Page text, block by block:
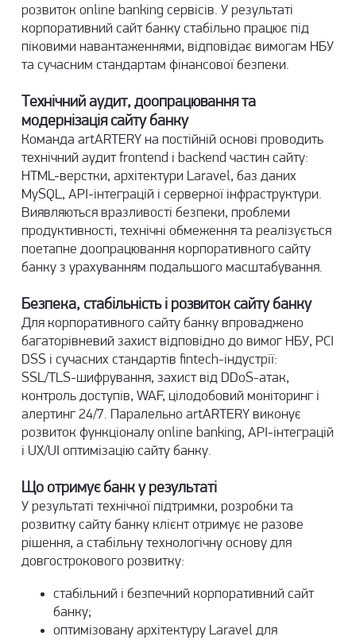
розвиток online banking сервісів. У результаті
корпоративний сайт банку стабільно працює під
піковими навантаженнями, відповідає вимогам НБУ
та сучасним стандартам фінансової безпеки.
Технічний аудит, доопрацювання та
модернізація сайту банку
Команда artARTERY на постійній основі проводить
технічний аудит frontend і backend частин сайту:
HTML-верстки, архітектури Laravel, баз даних
MySQL, API-інтеграцій і серверної інфраструктури.
Виявляються вразливості безпеки, проблеми
продуктивності, технічні обмеження та реалізується
поетапне доопрацювання корпоративного сайту
банку з урахуванням подальшого масштабування.
Безпека, стабільність і розвиток сайту банку
Для корпоративного сайту банку впроваджено
багаторівневий захист відповідно до вимог НБУ, PCI
DSS і сучасних стандартів fintech-індустрії:
SSL/TLS-шифрування, захист від DDoS-атак,
контроль доступів, WAF, цілодобовий моніторинг і
алертинг 24/7. Паралельно artARTERY виконує
розвиток функціоналу online banking, API-інтеграцій
і UX/UI оптимізацію сайту банку.
Що отримує банк у результаті
У результаті технічної підтримки, розробки та
розвитку сайту банку клієнт отримує не разове
рішення, а стабільну технологічну основу для
довгострокового розвитку:
стабільний і безпечний корпоративний сайт
банку;
оптимізовану архітектуру Laravel для